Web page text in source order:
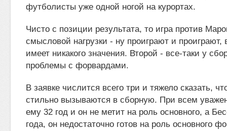
футболисты уже одной ногой на курортах.
Чисто с позиции результата, то игра против
смысловой нагрузки - ну проиграют и проиграют,
имеет никакого значения. Второй - все-таки у
проблемы с форвардами.
В заявке числится всего три и тяжело сказать,
стильно вызываются в сборную. При всем
ему 32 год и он не метит на роль основного, а
года, он недостаточно готов на роль основного